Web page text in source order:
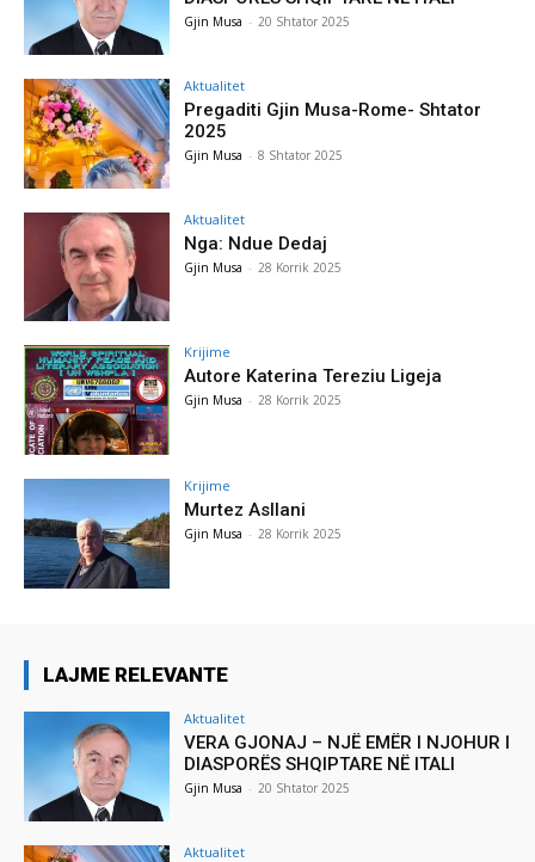
Gjin Musa - 20 Shtator 2025
Aktualitet
Pregaditi Gjin Musa-Rome- Shtator
2025
Gjin Musa - 8 Shtator 2025
Aktualitet
Nga: Ndue Dedaj
Gjin Musa - 28 Korrik 2025
Krijime
Autore Katerina Tereziu Ligeja
Gjin Musa - 28 Korrik 2025
Krijime
Murtez Asllani
Gjin Musa - 28 Korrik 2025
LAJME RELEVANTE
Aktualitet
VERA GJONAJ – NJË EMËR I NJOHUR I
DIASPORËS SHQIPTARE NË ITALI
Gjin Musa - 20 Shtator 2025
Aktualitet